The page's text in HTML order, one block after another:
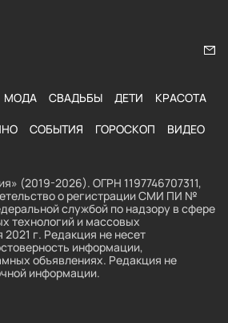
МОДА СВАДЬБЫ ДЕТИ КРАСОТА
СОБЫТИЯ ГОРОСКОП ВИДЕО
(2019-2026). ОГРН 1197746707311,
о регистрации СМИ ПИ №
службой по надзору в сфере
технологий и массовых
г. Редакция не несет
информации,
объявлениях. Редакция не
информации.